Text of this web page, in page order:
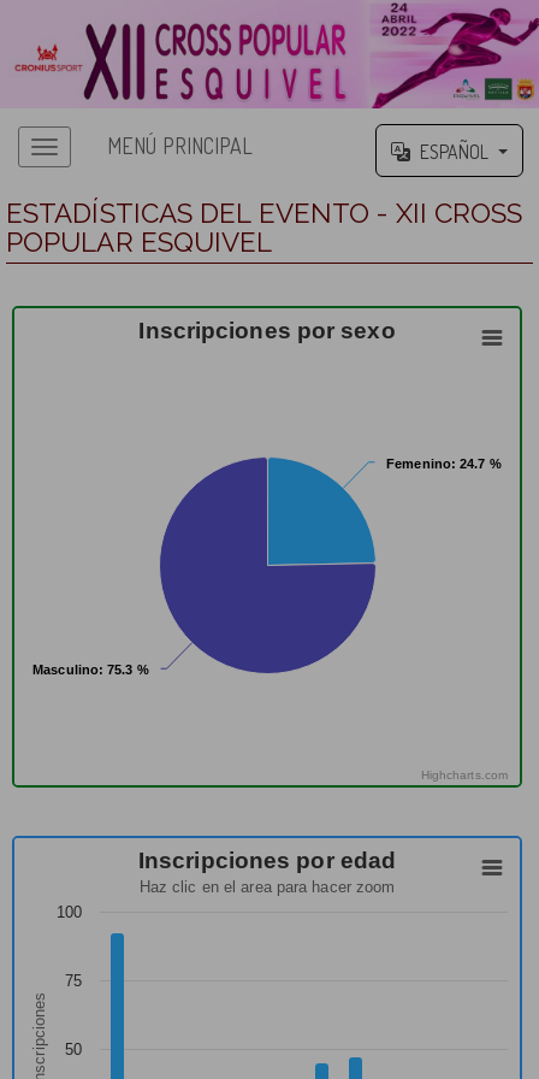
MENÚ PRINCIPAL ESPAÑOL
ESTADÍSTICAS DEL EVENTO - XII CROSS
POPULAR ESQUIVEL
Inscripciones por sexo
Femenino: 24.7 %
Femenino: 24.7 %
Masculino: 75.3 %
Masculino: 75.3 %
Highcharts.com
Nº inscripciones
Inscripciones por edad
Haz clic en el area para hacer zoom
50
75
100